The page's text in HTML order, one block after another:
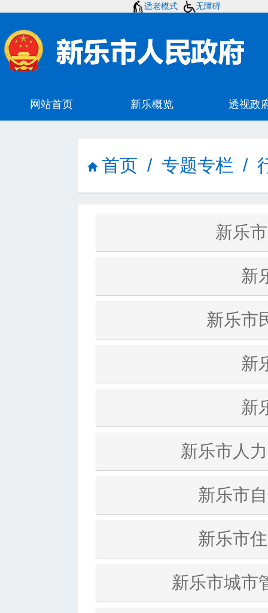
适老模式 无障碍
首页 / 专题专栏 /
新乐
新
新乐市
新
新
新乐市人
新乐市
新乐市
新乐市城市